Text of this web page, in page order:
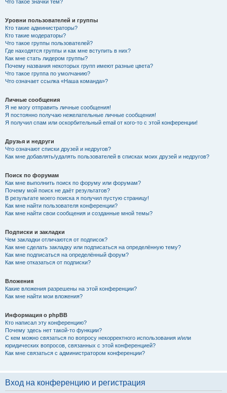
Что такое значки тем?
Уровни пользователей и группы
Кто такие администраторы?
Кто такие модераторы?
Что такое группы пользователей?
Где находятся группы и как мне вступить в них?
Как мне стать лидером группы?
Почему названия некоторых групп имеют разные цвета?
Что такое группа по умолчанию?
Что означает ссылка «Наша команда»?
Личные сообщения
Я не могу отправить личные сообщения!
Я постоянно получаю нежелательные личные сообщения!
Я получил спам или оскорбительный email от кого-то с этой конференции!
Друзья и недруги
Что означают списки друзей и недругов?
Как мне добавлять/удалять пользователей в списках моих друзей и недругов?
Поиск по форумам
Как мне выполнить поиск по форуму или форумам?
Почему мой поиск не даёт результатов?
В результате моего поиска я получил пустую страницу!
Как мне найти пользователя конференции?
Как мне найти свои сообщения и созданные мной темы?
Подписки и закладки
Чем закладки отличаются от подписок?
Как мне сделать закладку или подписаться на определённую тему?
Как мне подписаться на определённый форум?
Как мне отказаться от подписки?
Вложения
Какие вложения разрешены на этой конференции?
Как мне найти мои вложения?
Информация о phpBB
Кто написал эту конференцию?
Почему здесь нет такой-то функции?
С кем можно связаться по вопросу некорректного использования и/или
юридических вопросов, связанных с этой конференцией?
Как мне связаться с администратором конференции?
Вход на конференцию и регистрация